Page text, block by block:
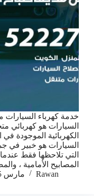
خدمة كهرباء السيارات
السيارات هو كهربائي
الكهربائية الموجودة
السيارات هو خبير في
التي تلاحظها فقط
المصابيح الأمامية ،
Rawan
مارس 25, 2021